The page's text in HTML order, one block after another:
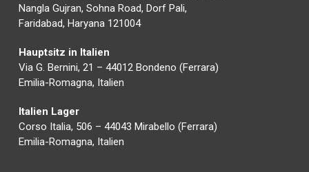
Nangla Gujran, Sohna Road, Dorf Pali,
Faridabad, Haryana 121004
Hauptsitz in Italien
Via G. Bernini, 21 – 44012 Bondeno (Ferrara)
Emilia-Romagna, Italien
Italien Lager
Corso Italia, 506 – 44043 Mirabello (Ferrara)
Emilia-Romagna, Italien